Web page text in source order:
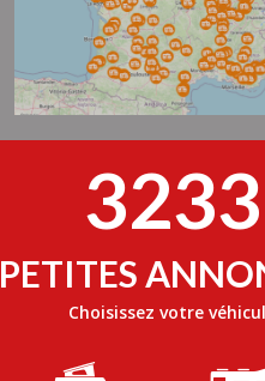
3233
PETITES
Choisissez votre